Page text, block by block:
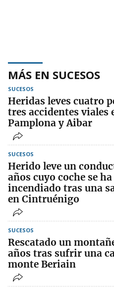
MÁS EN SUCESOS
SUCESOS
Heridas leves cuatro
tres accidentes viales
Pamplona y Aibar
SUCESOS
Herido leve un
años cuyo coche se ha
incendiado tras una
en Cintruénigo
SUCESOS
Rescatado un
años tras sufrir una
monte Beriain